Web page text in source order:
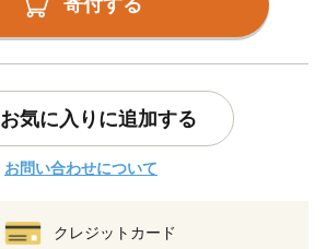
お気に入りに追加する
お問い合わせについて
クレジットカード